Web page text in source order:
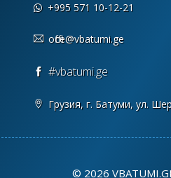
+995 571 10-12-21
office@vbatumi.ge
#vbatumi.ge
Грузия, г. Батуми, ул.
© 2026